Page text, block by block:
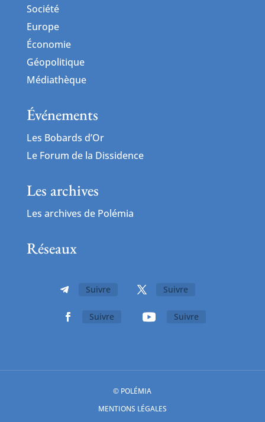
Société
Europe
Économie
Géopolitique
Médiathèque
Événements
Les Bobards d’Or
Le Forum de la Dissidence
Les archives
Les archives de Polémia
Réseaux
Suivre Suivre
Suivre Suivre
© POLÉMIA
MENTIONS LÉGALES